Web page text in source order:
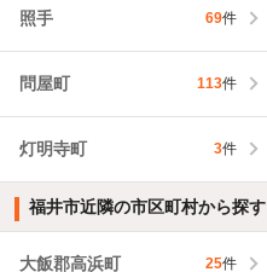
照手 69件
問屋町 113件
灯明寺町 3件
福井市近隣の市区町村から探す
大飯郡高浜町 25件